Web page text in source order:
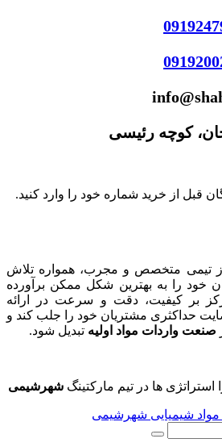
کوچه رئیسی
قبل از خرید شماره خود را وارد کنید.
تیمی متخصص و مجرب، همواره تلاش
خود را به بهترین شکل ممکن برآورده
بر کیفیت، دقت و سرعت در ارائه
حداکثری مشتریان خود را جلب کند و
صنعت واردات مواد اولیهتبدیل شود.
ها در تیم مارکتینگشهرشیمی